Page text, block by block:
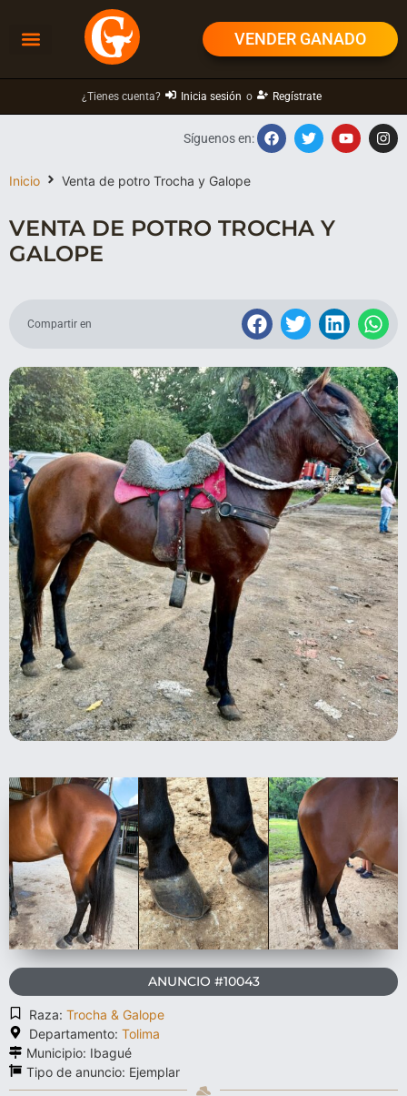
VENDER GANADO
¿Tienes cuenta? Inicia sesión o Regístrate
Inicio Venta de potro Trocha y Galope
Síguenos en:
VENTA DE POTRO TROCHA Y
GALOPE
Compartir en
ANUNCIO #10043
Raza: Trocha & Galope
Departamento: Tolima
Municipio: Ibagué
Tipo de anuncio: Ejemplar